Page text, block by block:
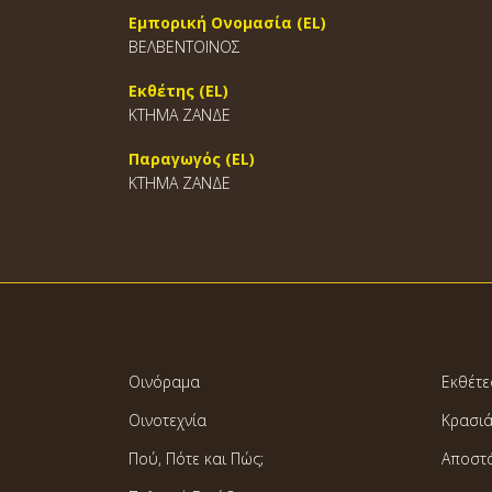
Εμπορική Ονομασία (EL)
ΒΕΛΒΕΝΤΟΙΝΟΣ
Εκθέτης (EL)
ΚΤΗΜΑ ΖΑΝΔΕ
Παραγωγός (EL)
ΚΤΗΜΑ ΖΑΝΔΕ
Οινόραμα
Οινοτεχνία
Πού, Πότε και Πώς;
Κρασιά